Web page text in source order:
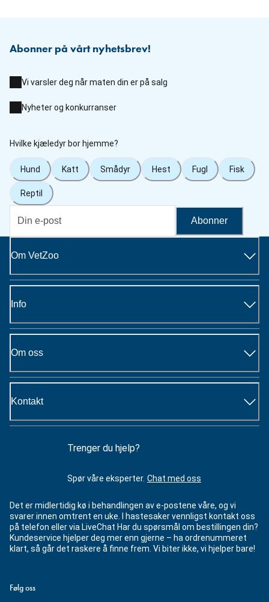
Abonner på vårt nyhetsbrev!
Vi varsler deg når maten din er på salg
Nyheter og konkurranser
Hvilke kjæledyr bor hjemme?
Hund Katt Smådyr Hest Fugl Fisk
Reptil
Abonner
Om VetZoo
Info
Om oss
Kontakt
Trenger du hjelp?
Spør våre eksperter. Chat med oss
Det er midlertidig kø i behandlingen av e-postene våre, og vi
svarer innen omtrent en uke. I hastesaker vennligst kontakt oss
på telefon eller via LiveChat Har du spørsmål om bestillingen din?
Kundeservice hjelper deg mer enn gjerne – ha ordrenummeret
klart, så går det raskere å finne frem. Vi biter ikke, vi hjelper bare!
Følg oss